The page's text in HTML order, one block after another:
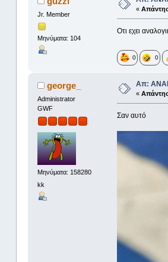
Jr. Member
Μηνύματα: 104
«
Oτι εχει
0 0
george_
Administrator
GWF
Μηνύματα: 158280
kk
Απ:
«
Σαν αυτό